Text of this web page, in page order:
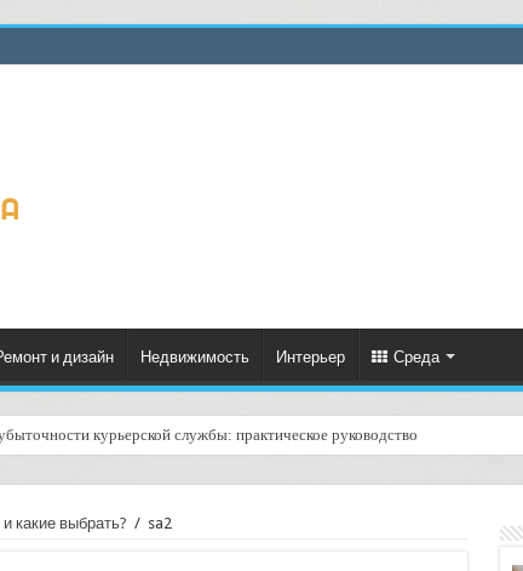
и дизайн Недвижимость Интерьер Среда
курьерской службы: практическое руководство
какие выбрать? / sa2